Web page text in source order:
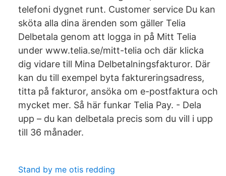
telefoni dygnet runt. Customer service Du kan
sköta alla dina ärenden som gäller Telia
Delbetala genom att logga in på Mitt Telia
under www.telia.se/mitt-telia och där klicka
dig vidare till Mina Delbetalningsfakturor. Där
kan du till exempel byta faktureringsadress,
titta på fakturor, ansöka om e-postfaktura och
mycket mer. Så här funkar Telia Pay. - Dela
upp – du kan delbetala precis som du vill i upp
till 36 månader.
Stand by me otis redding